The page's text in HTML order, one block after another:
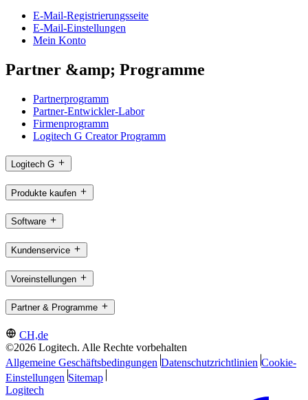
E-Mail-Registrierungsseite
E-Mail-Einstellungen
Mein Konto
Partner &amp; Programme
Partnerprogramm
Partner-Entwickler-Labor
Firmenprogramm
Logitech G Creator Programm
Logitech G
Produkte kaufen
Software
Kundenservice
Voreinstellungen
Partner & Programme
CH,de
©2026 Logitech. Alle Rechte vorbehalten
Allgemeine Geschäftsbedingungen Datenschutzrichtlinien Cookie-
Einstellungen Sitemap
Logitech